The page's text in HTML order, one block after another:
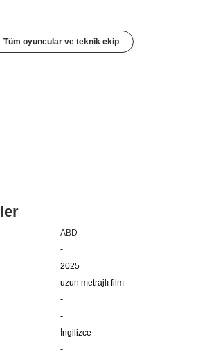
Tüm oyuncular ve teknik ekip
ABD
-
2025
uzun metrajlı film
-
-
İngilizce
-